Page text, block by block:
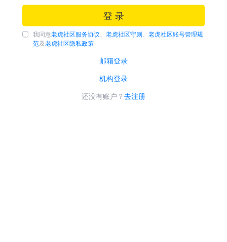
登 录
我同意老虎社区服务协议 老虎社区守则
老虎社区账号管理规
范及老虎社区隐私政策
邮箱登录
机构登录
还没有账户？ 去注册